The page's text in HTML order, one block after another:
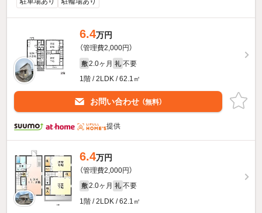
6.4万円
（管理費2,000円）
敷 2.0ヶ月 礼 不要
1階 / 2LDK / 62.1㎡
お問い合わせ （無料）
提供
6.4万円
（管理費2,000円）
敷 2.0ヶ月 礼 不要
1階 / 2LDK / 62.1㎡